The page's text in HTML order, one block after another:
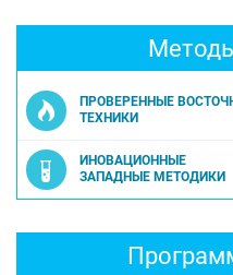
ПРОВЕРЕННЫЕ
ТЕХНИКИ
ИНОВАЦИОННЫЕ
ЗАПАДНЫЕ МЕТОДИКИ